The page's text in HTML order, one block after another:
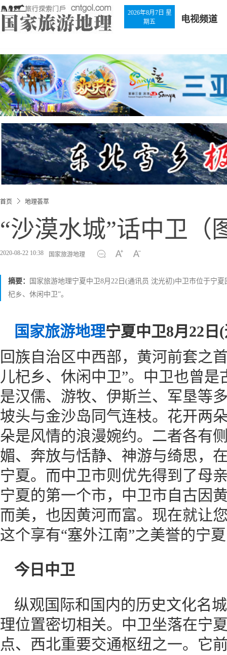
2026年8月7日 星
期五
电视频道
首页 地理荟萃
“沙漠水城”话中卫（
2020-08-22 10:38 国家旅游地理
摘要：
国家旅游地理宁夏中卫8月22日(通讯员 沈光初)中卫市位于宁
杞乡、休闲中卫”。
国家旅游地理宁夏中卫8月22日
回族自治区中西部，黄河前套之
儿杞乡、休闲中卫”。中卫也曾
是汉儒、游牧、伊斯兰、军垦等
坡头与金沙岛同气连枝。花开两
朵是风情的浪漫婉约。二者各有
媚、奔放与恬静、神游与绮思，
宁夏。而中卫市则优先得到了母
宁夏的第一个市，中卫市自古因
而美，也因黄河而富。现在就让
这个享有“塞外江南”之美誉的宁
今日中卫
纵观国际和国内的历史文化名
理位置密切相关。中卫坐落在宁
点、西北重要交通枢纽之一。它